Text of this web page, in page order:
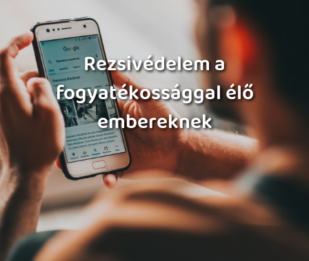
Rezsivédelem a
fogyatékossággal élő
embereknek